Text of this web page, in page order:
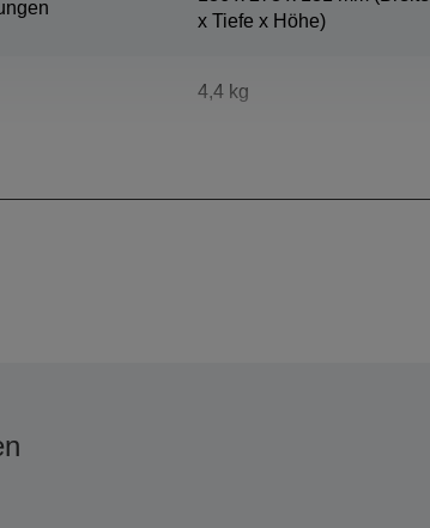
x Tiefe x Höhe)
4,4 kg